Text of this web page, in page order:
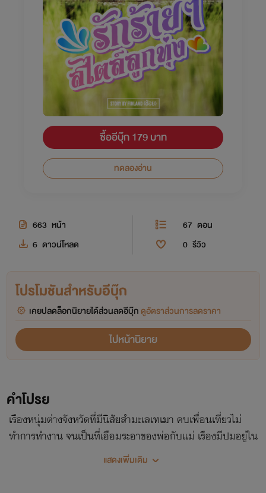
ซื้ออีบุ๊ก 179 บาท
ทดลองอ่าน
663 หน้า 67 ตอน
6 ดาวน์โหลด 0 รีวิว
โปรโมชันสำหรับอีบุ๊ก
เคยปลดล็อกนิยายได้ส่วนลดอีบุ๊ก ดูอัตราส่วนการลดราคา
ไปหน้านิยาย
คำโปรย
เรืองหนุ่มต่างจังหวัดที่มีนิสัยสำมะเลเทเมา คบเพื่อนเที่ยวไม่
ทำการทำงาน จนเป็นที่เอือมระอาของพ่อกับแม่ เรืองมีปมอยู่ใน
ใจตั้งแต่เด็ก จนกระทั่งได้มาพบกับกานต์ครูคนใหม่ของหมู่บ้าน
แสดงเพิ่มเติม